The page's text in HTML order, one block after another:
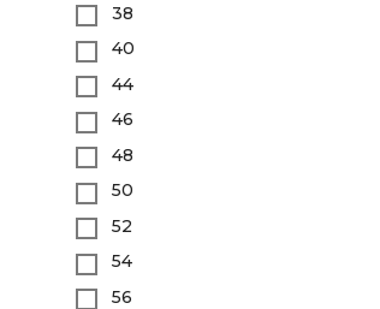
Grembiuli & Scamiciati
Scarpe & calzini
Parte superiore
Accessori
Giacche
Collezioni
Tutti i marchi
Prodotti più venduti
Chef Works
Ultima occasione
Macelleria-Gastronomia
Fromaggiaio
Selezione Servizio & Hotellerie
Divisa sanitaria
Benessere & spa
Boulangerie & pâtisserie
Abbigliamento pescheria
Bar & caffé, Sommelier
Casa di riposo
Nostra storia
Savoir faire
Personalizzazione
International
Marchi del gruppo
38
40
44
46
48
50
52
54
56